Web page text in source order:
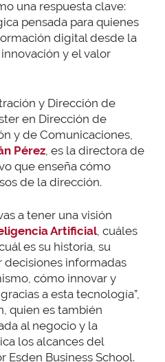
una respuesta clave:
pensada para quienes
digital desde la
y el valor
y Dirección de
en Dirección de
y de Comunicaciones,
Pérez , es la directora de
que enseña cómo
de la dirección.
a tener una visión
Artificial, cuáles
es su historia, su
informadas
cómo innovar y
a esta tecnología”,
quien es también
al negocio y la
los alcances del
Esden Business School.